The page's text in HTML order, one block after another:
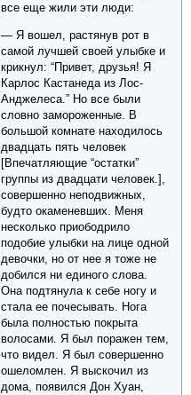
все еще жили эти люди:
— Я вошел, растянув рот в
самой лучшей своей улыбке и
крикнул: “Привет, друзья! Я
Карлос Кастанеда из Лос-
Анджелеса.” Но все были
словно замороженные. В
большой комнате находилось
двадцать пять человек
[Впечатляющие “остатки”
группы из двадцати человек.],
совершенно неподвижных,
будто окаменевших. Меня
несколько приободрило
подобие улыбки на лице одной
девочки, но от нее я тоже не
добился ни единого слова.
Она подтянула к себе ногу и
стала ее почесывать. Нога
была полностью покрыта
волосами. Я был поражен тем,
что видел. Я был совершенно
ошеломлен. Я выскочил из
дома, появился Дон Хуан,